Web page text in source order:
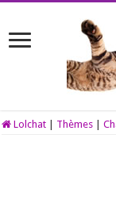
Lolchat Thèmes